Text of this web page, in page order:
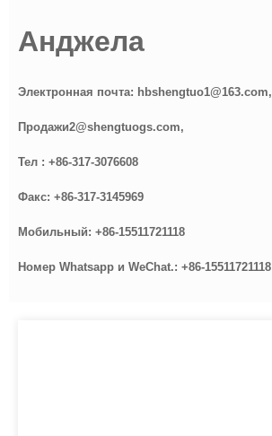
Анджела
Электронная почта: hbshengtuo1@163.com,
Продажи2@shengtuogs.com,
Тел : +86-317-3076608
Факс: +86-317-3145969
Мобильный: +86-15511721118
Номер Whatsapp и WeChat.: +86-15511721118